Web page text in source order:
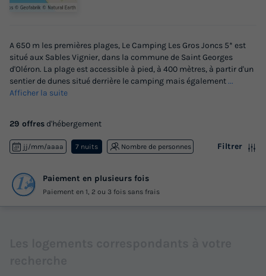
A 650 m les premières plages, Le Camping Les Gros Joncs 5* est
situé aux Sables Vignier, dans la commune de Saint Georges
d'Oléron. La plage est accessible à pied, à 400 mètres, à partir d'un
sentier de dunes situé derrière le camping mais également...
Afficher la suite
29 offres d'hébergement
jj/mm/aaaa 7 nuits Nombre de personnes Filtrer
Paiement en plusieurs fois
Paiement en 1, 2 ou 3 fois sans frais